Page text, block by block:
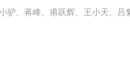
驴、蒋峰、甫跃辉、王小天、吕